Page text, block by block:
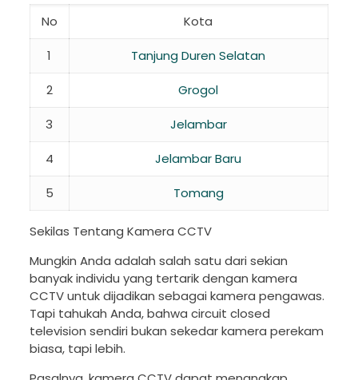
No Kota
1 Tanjung Duren Selatan
2 Grogol
3 Jelambar
4 Jelambar Baru
5 Tomang
Sekilas Tentang Kamera CCTV
Mungkin Anda adalah salah satu dari sekian
banyak individu yang tertarik dengan kamera
CCTV untuk dijadikan sebagai kamera pengawas.
Tapi tahukah Anda, bahwa circuit closed
television sendiri bukan sekedar kamera perekam
biasa, tapi lebih.